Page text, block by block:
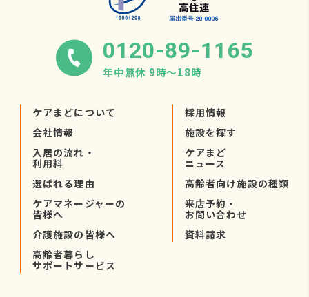
0120-89-1165
年中無休 9時〜18時
ケアまどについて
会社情報
入居の流れ・
利用料
選ばれる理由
ケアマネージャーの
皆様へ
介護施設の皆様へ
高齢者暮らし
サポートサービス
採用情報
施設を探す
ケアまど
ニュース
高齢者向け施設の種類
来店予約・
お問い合わせ
資料請求